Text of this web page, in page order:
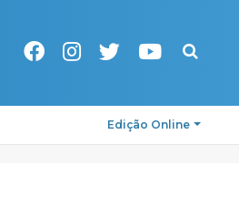
Pesquisa
Edição Online